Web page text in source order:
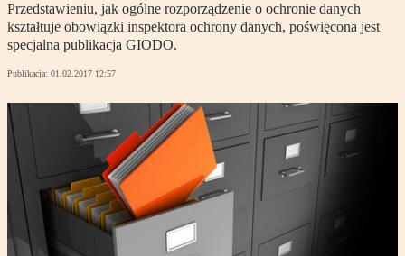
Przedstawieniu, jak ogólne rozporządzenie o ochronie danych
kształtuje obowiązki inspektora ochrony danych, poświęcona jest
specjalna publikacja GIODO.
Publikacja: 01.02.2017 12:57